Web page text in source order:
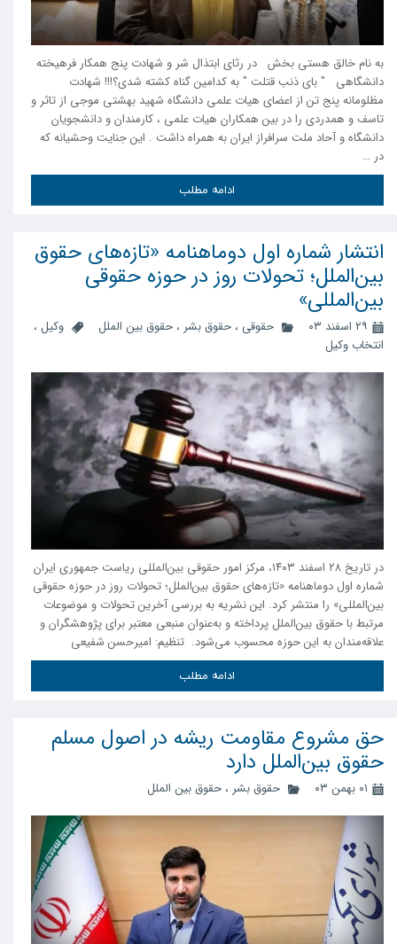
به نام خالق هستی بخش در رثای ابتذال شر و شهادت پنج همکار فرهیخته
دانشگاهی " بای ذنب قتلت " به کدامین گناه کشته شدی؟!!! شهادت
مظلومانه پنج تن از اعضای هیات علمی دانشگاه شهید بهشتی موجی از تاثر و
تاسف و همدردی را در بین همکاران هیات علمی ، کارمندان و دانشجویان
دانشگاه و آحاد ملت سرافراز ایران به همراه داشت . این جنایت وحشیانه که
در …
ادامه مطلب
انتشار شماره اول دوماهنامه «تازه‌های حقوق
بین‌الملل؛ تحولات روز در حوزه حقوقی
بین‌المللی»
۲۹ اسفند ۰۳ حقوقی ، حقوق بشر ، حقوق بین الملل وکیل ،
انتخاب وکیل
در تاریخ ۲۸ اسفند ۱۴۰۳، مرکز امور حقوقی بین‌المللی ریاست جمهوری ایران
شماره اول دوماهنامه «تازه‌های حقوق بین‌الملل؛ تحولات روز در حوزه حقوقی
بین‌المللی» را منتشر کرد. این نشریه به بررسی آخرین تحولات و موضوعات
مرتبط با حقوق بین‌الملل پرداخته و به‌عنوان منبعی معتبر برای پژوهشگران و
علاقه‌مندان به این حوزه محسوب می‌شود. تنظیم: امیرحسن شفیعی
ادامه مطلب
حق مشروع مقاومت ریشه در اصول مسلم
حقوق بین‌الملل دارد
۰۱ بهمن ۰۳ حقوق بشر ، حقوق بین الملل